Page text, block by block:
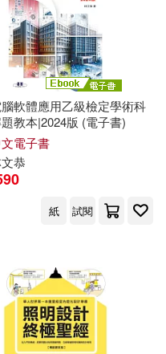
廚(1)
墨刻(1)
(1)
軟體應用乙級檢定學術科
教本|2024版 (電子書)
電子書
恭
紙 試閱